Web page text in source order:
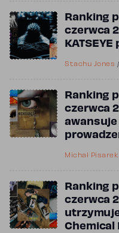
Ranking
czerwca
Stachu Jones /
Ranking
czerwca
awansuje
Michał Pisarek
Ranking
czerwca
Chemical